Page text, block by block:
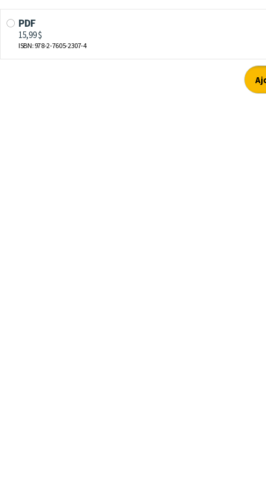
PDF
15,99 $
ISBN: 978-2-7605-2307-4